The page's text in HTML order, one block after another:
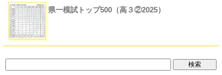
県一模試トップ500（高３②2025）